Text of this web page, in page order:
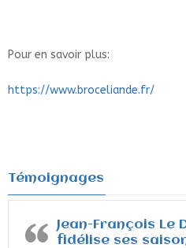
Pour en savoir plus:
https://www.broceliande.fr/
Témoignages
Jean-François Le
fidélise ses